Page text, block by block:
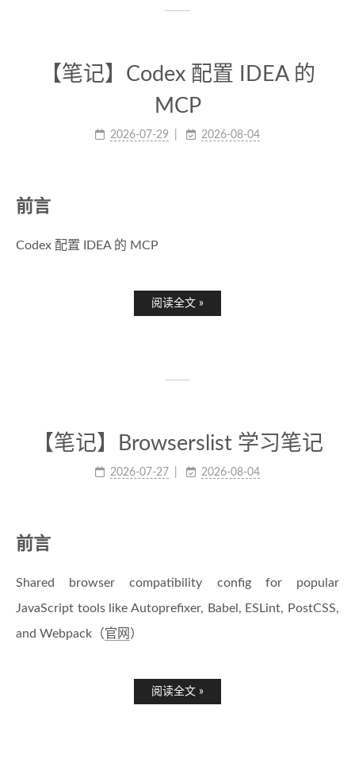
【笔记】Codex 配置 IDEA 的
MCP
2026-07-29 2026-08-04
前言
Codex 配置 IDEA 的 MCP
阅读全文 »
【笔记】Browserslist 学习笔记
2026-07-27 2026-08-04
前言
Shared browser compatibility config for popular
JavaScript tools like Autoprefixer, Babel, ESLint, PostCSS,
and Webpack（官网 ）
阅读全文 »